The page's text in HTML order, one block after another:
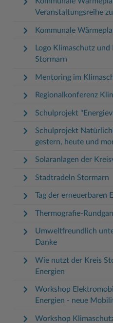
Veranstaltungsreihe
Kommunale
Logo Klimaschutz und
Stormarn
Mentoring im
Regionalkonferenz
Schulprojekt
Schulprojekt
gestern, heute und
Solaranlagen der
Stadtradeln Stormarn
Tag der erneuerbaren
Thermografie-
Umweltfreundlich
Danke
Wie nutzt der Kreis
Energien
Workshop
Energien - neue
Workshop